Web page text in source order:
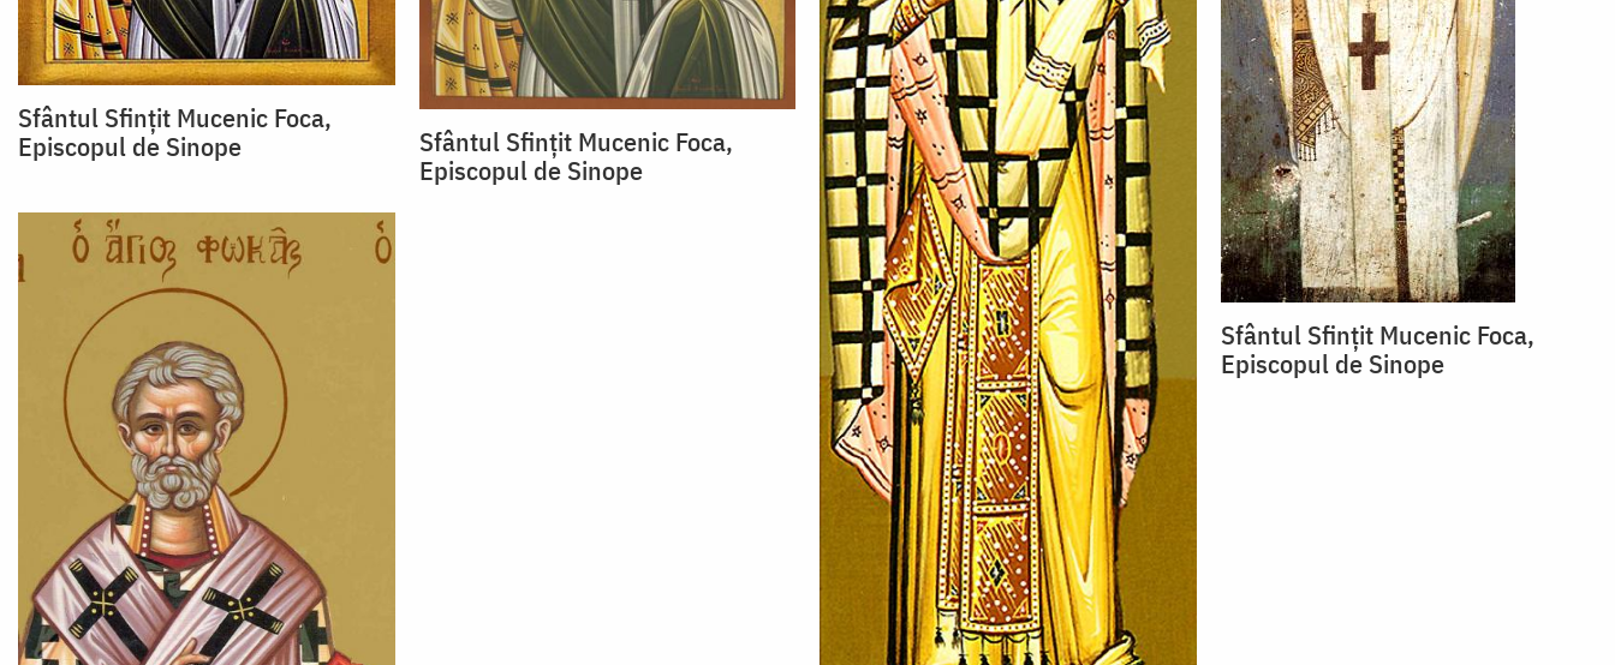
Sfântul Sfințit Mucenic Foca,
Episcopul de Sinope
Sfântul Sfințit Mucenic Foca,
Episcopul de Sinope
Sfântul Sfințit Mucenic Foca,
Episcopul de Sinope